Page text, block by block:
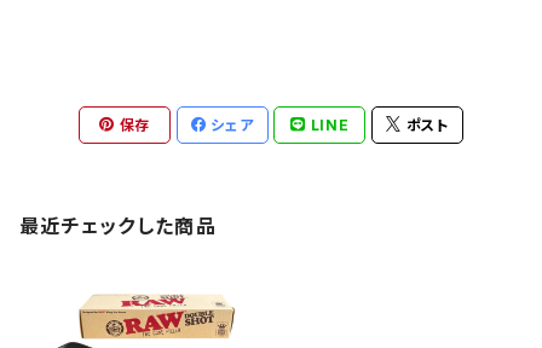
保存 シェア LINE ポスト
最近チェックした商品